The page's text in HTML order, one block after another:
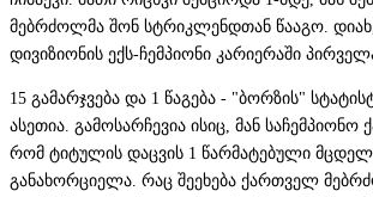
მებრძოლმა შონ სტრიკლენდთან წააგო.
დივიზიონის ექს-ჩემპიონი კარიერაში
15 გამარჯვება და 1 წაგება - "ბორზის"
ასეთია. გამოსარჩევია ისიც, მან საჩემპიონო
რომ ტიტულის დაცვის 1 წარმატებული
განახორციელა. რაც შეეხება ქართველ